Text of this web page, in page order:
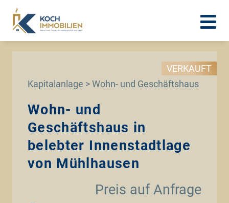
Kapitalanlage > Wohn- und Geschäftshaus
VERKAUFT
Wohn- und
Geschäftshaus in
belebter Innenstadtlage
von Mühlhausen
Preis auf Anfrage